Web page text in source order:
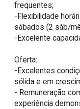
frequentes;
-Flexibilidade
sábados (2 sáb/
-Excelente
Oferta:
-Excelentes
sólida e em
- Remuneração
experiência